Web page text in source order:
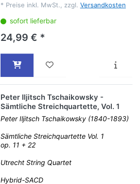
* Preise inkl. MwSt., zzgl. Versandkosten
sofort lieferbar
24,99 € *
Peter Iljitsch Tschaikowsky -
Sämtliche Streichquartette, Vol. 1
Peter Iljitsch Tschaikowsky (1840-1893)
Sämtliche Streichquartette Vol. 1
op. 11 + 22
Utrecht String Quartet
Hybrid-SACD